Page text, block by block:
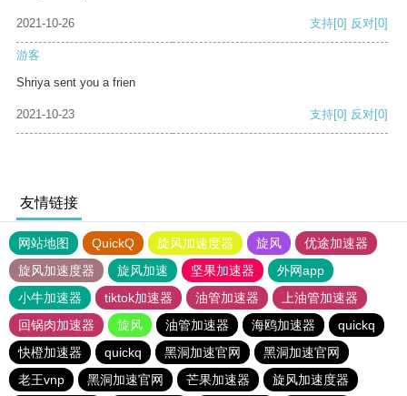
2021-10-26 支持[0] 反对[0]
游客
Shriya sent you a frien
2021-10-23 支持[0] 反对[0]
友情链接
网站地图 QuickQ 旋风加速度器 旋风
优途加速器
旋风加速度器
旋风加速 坚果加速器
外网app
小牛加速器
tiktok加速器 油管加速器
上油管加速器
回锅肉加速器
旋风 油管加速器 海鸥加速器
quickq
快橙加速器
quickq 黑洞加速官网
黑洞加速官网
老王vnp
黑洞加速官网 芒果加速器 旋风加速度器